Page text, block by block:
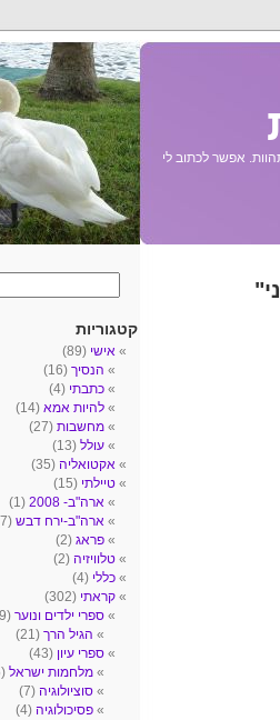
אפשר לכתוב לי
קטגוריות
אישי (89)
הנסיך (16)
כתבתי (4)
להיות אמא (14)
מחשבות (27)
עולל (13)
אקטואליה (35)
טיילתי (15)
ארה"ב- 2008
(1)
ארה"ב-ירח דבש (7)
פראג (2)
טלוויזיה (2)
כללי (4)
קראתי (302)
ספרי ילדים ונוער (49)
הגיל הרך (21)
ספרי עיון (43)
מלחמות ישראל (5)
סוציולוגיה (7)
פסיכולוגיה (4)